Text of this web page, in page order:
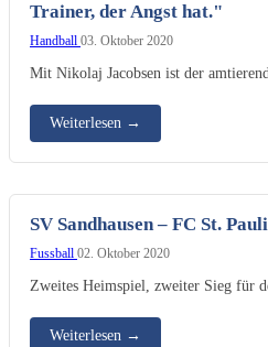
Trainer, der Angst hat."
Handball 03. Oktober 2020
Mit Nikolaj Jacobsen ist der
Weiterlesen →
SV Sandhausen – FC St.
Fussball 02. Oktober 2020
Zweites Heimspiel, zweiter Sieg für
Weiterlesen →